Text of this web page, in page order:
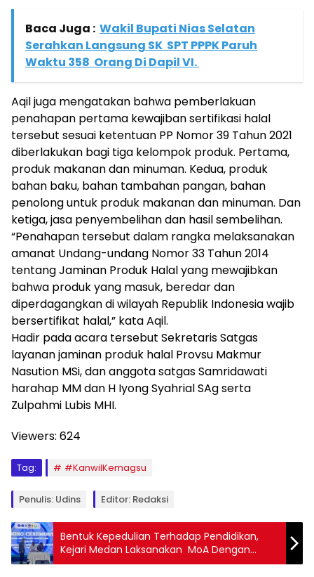
Baca Juga : Wakil Bupati Nias Selatan
Serahkan Langsung SK SPT PPPK Paruh
Waktu 358 Orang Di Dapil VI.
Aqil juga mengatakan bahwa pemberlakuan
penahapan pertama kewajiban sertifikasi halal
tersebut sesuai ketentuan PP Nomor 39 Tahun 2021
diberlakukan bagi tiga kelompok produk. Pertama,
produk makanan dan minuman. Kedua, produk
bahan baku, bahan tambahan pangan, bahan
penolong untuk produk makanan dan minuman. Dan
ketiga, jasa penyembelihan dan hasil sembelihan.
“Penahapan tersebut dalam rangka melaksanakan
amanat Undang-undang Nomor 33 Tahun 2014
tentang Jaminan Produk Halal yang mewajibkan
bahwa produk yang masuk, beredar dan
diperdagangkan di wilayah Republik Indonesia wajib
bersertifikat halal,” kata Aqil.
Hadir pada acara tersebut Sekretaris Satgas
layanan jaminan produk halal Provsu Makmur
Nasution MSi, dan anggota satgas Samridawati
harahap MM dan H Iyong Syahrial SAg serta
Zulpahmi Lubis MHI.
Viewers: 624
Tag: #KanwilKemagsu
Penulis: Udins Editor: Redaksi
Bentuk Kepedulian Terhadap Pendidikan,
Kejari Medan Laksanakan MoA Dengan
Fakultas Hukum UMSU